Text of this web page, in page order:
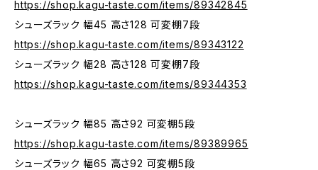
https://shop.kagu-taste.com/items/89342845
シューズラック 幅45 高さ128 可変棚7段
https://shop.kagu-taste.com/items/89343122
シューズラック 幅28 高さ128 可変棚7段
https://shop.kagu-taste.com/items/89344353
シューズラック 幅85 高さ92 可変棚5段
https://shop.kagu-taste.com/items/89389965
シューズラック 幅65 高さ92 可変棚5段